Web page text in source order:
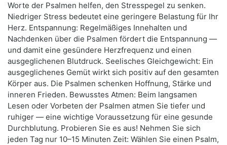
Worte der Psalmen helfen, den Stresspegel zu senken.
Niedriger Stress bedeutet eine geringere Belastung für Ihr
Herz. Entspannung: Regelmäßiges Innehalten und
Nachdenken über die Psalmen fördert die Entspannung —
und damit eine gesündere Herzfrequenz und einen
ausgeglichenen Blutdruck. Seelisches Gleichgewicht: Ein
ausgeglichenes Gemüt wirkt sich positiv auf den gesamten
Körper aus. Die Psalmen schenken Hoffnung, Stärke und
inneren Frieden. Bewusstes Atmen: Beim langsamen
Lesen oder Vorbeten der Psalmen atmen Sie tiefer und
ruhiger — eine wichtige Voraussetzung für eine gesunde
Durchblutung. Probieren Sie es aus! Nehmen Sie sich
jeden Tag nur 10–15 Minuten Zeit: Wählen Sie einen Psalm,